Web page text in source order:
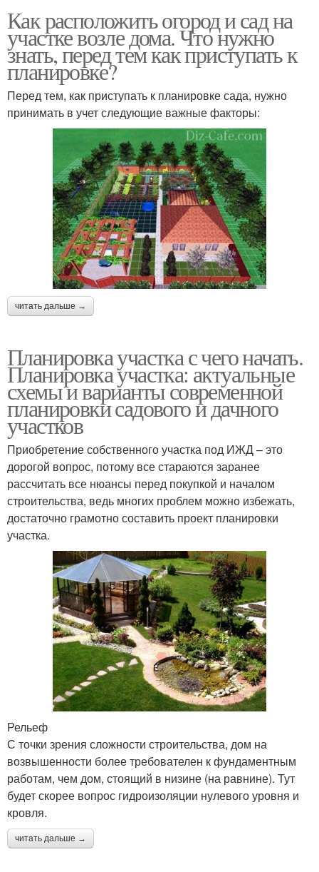
Как расположить огород и сад на
участке возле дома. Что нужно
знать, перед тем как приступать к
планировке?
Перед тем, как приступать к планировке сада, нужно
принимать в учет следующие важные факторы:
читать дальше →
Планировка участка с чего начать.
Планировка участка: актуальные
схемы и варианты современной
планировки садового и дачного
участков
Приобретение собственного участка под ИЖД – это
дорогой вопрос, потому все стараются заранее
рассчитать все нюансы перед покупкой и началом
строительства, ведь многих проблем можно избежать,
достаточно грамотно составить проект планировки
участка.
Рельеф
С точки зрения сложности строительства, дом на
возвышенности более требователен к фундаментным
работам, чем дом, стоящий в низине (на равнине). Тут
будет скорее вопрос гидроизоляции нулевого уровня и
кровля.
читать дальше →